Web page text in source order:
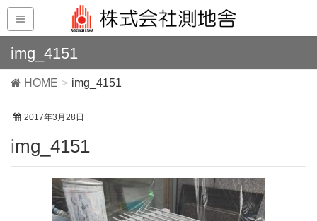
img_4151
HOME img_4151
2017年3月28日
img_4151